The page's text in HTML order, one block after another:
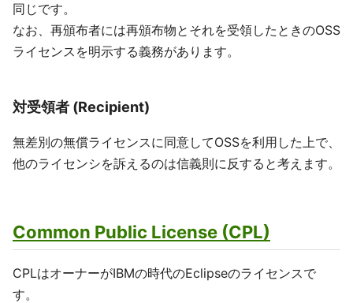
同じです。
なお、再頒布者には再頒布物とそれを受領したときのOSS
ライセンスを明示する義務があります。
対受領者 (Recipient)
無差別の無償ライセンスに同意してOSSを利用した上で、
他のライセンシを訴えるのは信義則に反すると考えます。
Common Public License (CPL)
CPLはオーナーがIBMの時代のEclipseのライセンスで
す。